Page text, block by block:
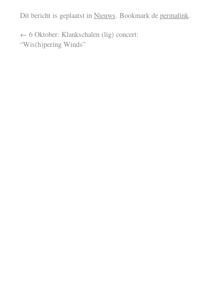
Dit bericht is geplaatst in Nieuws. Bookmark de permalink.
← 6 Oktober: Klankschalen (lig) concert:
“Wis(h)pering Winds”